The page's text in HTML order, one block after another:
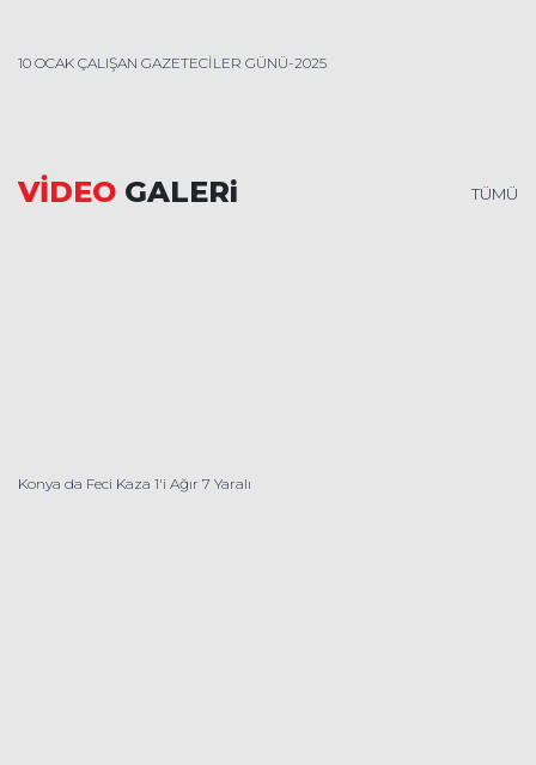
10 OCAK ÇALIŞAN GAZETECİLER GÜNÜ-2025
VİDEO GALERi TÜMÜ
Konya da Feci Kaza 1'i Ağır 7 Yaralı